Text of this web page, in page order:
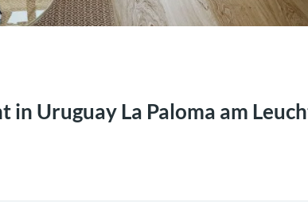
in Uruguay La Paloma am